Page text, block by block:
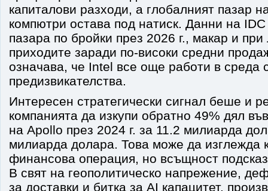
капиталови разходи, а глобалният пазар
компютри остава под натиск. Данни на
пазара по бройки през 2026 г., макар и при
приходите заради по-високи средни
означава, че Intel все още работи в среда
предизвикателства.
Интересен стратегически сигнал беше и
компанията да изкупи обратно 49% дял
на Apollo през 2024 г. за 11.2 милиарда
милиарда долара. Това може да изглежда
финансова операция, но всъщност
В свят на геополитическо напрежение,
за доставки и битка за AI капацитет,